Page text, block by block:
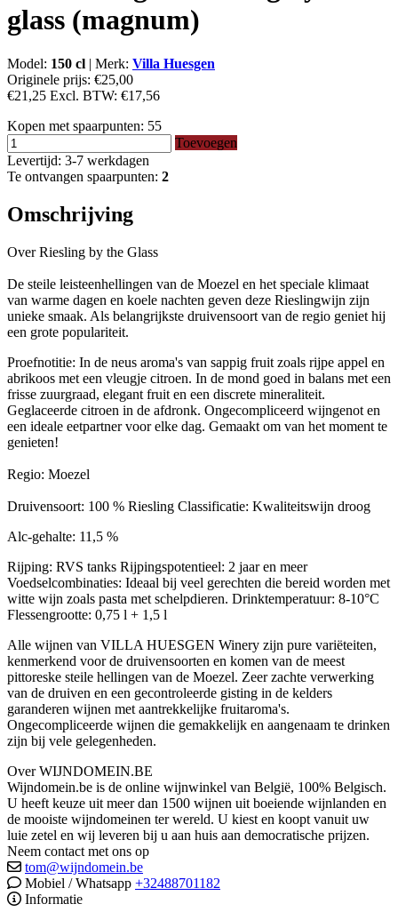
glass (magnum)
Model: 150 cl | Merk: Villa Huesgen
Originele prijs: €25,00
€21,25 Excl. BTW: €17,56
Kopen met spaarpunten: 55
Toevoegen
Levertijd: 3-7 werkdagen
Te ontvangen spaarpunten: 2
Omschrijving
Over Riesling by the Glass
De steile leisteenhellingen van de Moezel en het speciale klimaat
van warme dagen en koele nachten geven deze Rieslingwijn zijn
unieke smaak. Als belangrijkste druivensoort van de regio geniet hij
een grote populariteit.
Proefnotitie: In de neus aroma's van sappig fruit zoals rijpe appel en
abrikoos met een vleugje citroen. In de mond goed in balans met een
frisse zuurgraad, elegant fruit en een discrete mineraliteit.
Geglaceerde citroen in de afdronk. Ongecompliceerd wijngenot en
een ideale eetpartner voor elke dag. Gemaakt om van het moment te
genieten!
Regio: Moezel
Druivensoort: 100 % Riesling Classificatie: Kwaliteitswijn droog
Alc-gehalte: 11,5 %
Rijping: RVS tanks Rijpingspotentieel: 2 jaar en meer
Voedselcombinaties: Ideaal bij veel gerechten die bereid worden met
witte wijn zoals pasta met schelpdieren. Drinktemperatuur: 8-10°C
Flessengrootte: 0,75 l + 1,5 l
Alle wijnen van VILLA HUESGEN Winery zijn pure variëteiten,
kenmerkend voor de druivensoorten en komen van de meest
pittoreske steile hellingen van de Moezel. Zeer zachte verwerking
van de druiven en een gecontroleerde gisting in de kelders
garanderen wijnen met aantrekkelijke fruitaroma's.
Ongecompliceerde wijnen die gemakkelijk en aangenaam te drinken
zijn bij vele gelegenheden.
Over WIJNDOMEIN.BE
Wijndomein.be is de online wijnwinkel van België, 100% Belgisch.
U heeft keuze uit meer dan 1500 wijnen uit boeiende wijnlanden en
de mooiste wijndomeinen ter wereld. U kiest en koopt vanuit uw
luie zetel en wij leveren bij u aan huis aan democratische prijzen.
Neem contact met ons op
tom@wijndomein.be
Mobiel / Whatsapp +32488701182
Informatie